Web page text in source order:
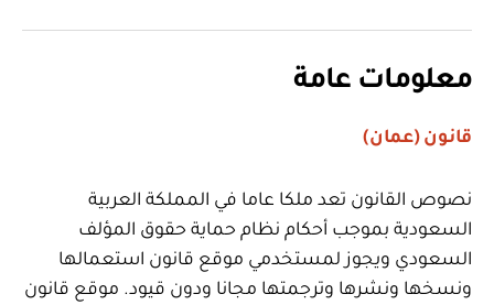
معلومات عامة
قانون (عمان)
نصوص القانون تعد ملكا عاما في المملكة العربية
السعودية بموجب أحكام نظام حماية حقوق المؤلف
السعودي ويجوز لمستخدمي موقع قانون استعمالها
ونسخها ونشرها وترجمتها مجانا ودون قيود. موقع قانون